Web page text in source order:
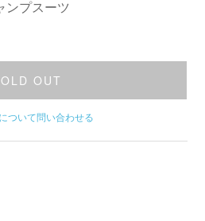
ンプスーツ
OUT
ついて問い合わせる